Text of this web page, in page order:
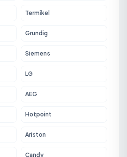
Termikel
Grundig
Siemens
LG
AEG
Hotpoint
Ariston
Candy